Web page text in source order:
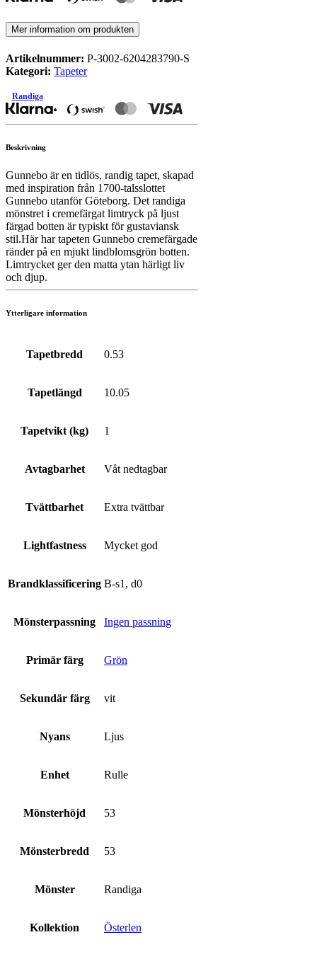
Mer information om produkten
Artikelnummer: P-3002-6204283790-S
Kategori: Tapeter
Randiga
Beskrivning
Gunnebo är en tidlös, randig tapet, skapad
med inspiration från 1700-talsslottet
Gunnebo utanför Göteborg. Det randiga
mönstret i cremefärgat limtryck på ljust
färgad botten är typiskt för gustaviansk
stil.Här har tapeten Gunnebo cremefärgade
ränder på en mjukt lindblomsgrön botten.
Limtrycket ger den matta ytan härligt liv
och djup.
Ytterligare information
Tapetbredd 0.53
Tapetlängd 10.05
Tapetvikt (kg) 1
Avtagbarhet Våt nedtagbar
Tvättbarhet Extra tvättbar
Lightfastness Mycket god
Brandklassificering B-s1, d0
Mönsterpassning Ingen passning
Primär färg Grön
Sekundär färg vit
Nyans Ljus
Enhet Rulle
Mönsterhöjd 53
Mönsterbredd 53
Mönster Randiga
Kollektion Österlen